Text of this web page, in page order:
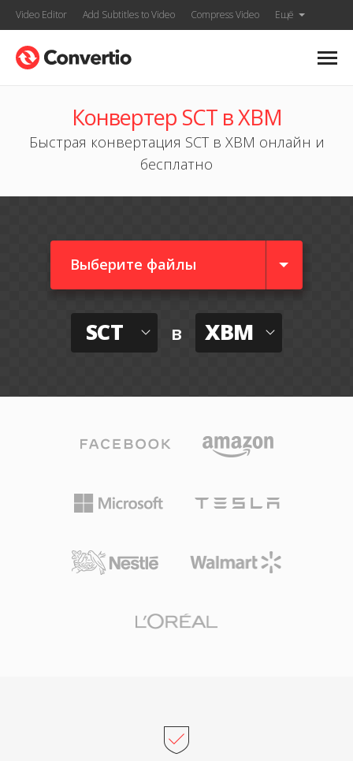
Video Editor Add Subtitles to Video Compress Video Ещё
Конвертер SCT в XBM
Быстрая конвертация SCT в XBM онлайн и
бесплатно
Выберите файлы
SCT в XBM